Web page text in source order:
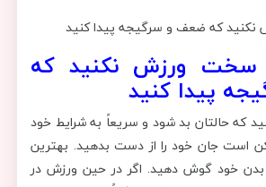
سخت ورزش نکنید که
پیدا کنید
که حالتان بد شود و سریعاً به شرایط خود
است جان خود را از دست بدهید. بهترین
بدن خود گوش دهید. اگر در حین ورزش در